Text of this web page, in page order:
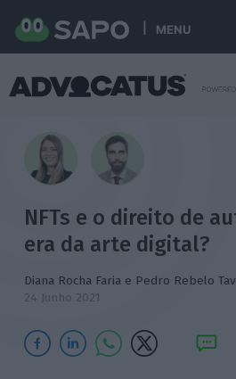
MENU
NFTs e o direito de
era da arte digital?
Diana Rocha Faria e Pedro Rebelo
24 Junho 2021